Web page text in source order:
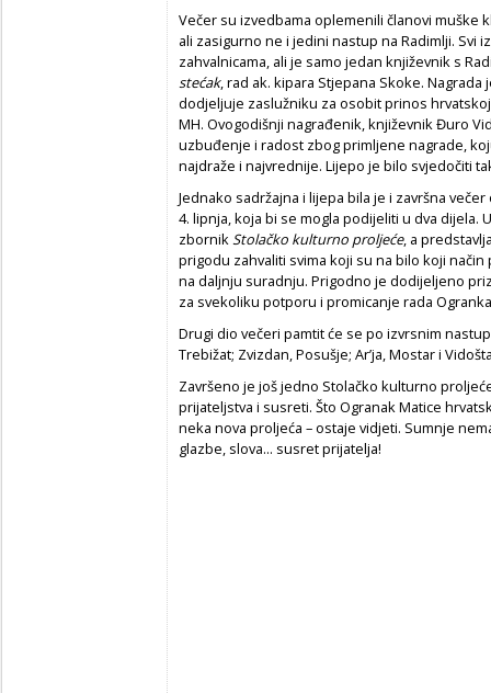
Večer su izvedbama oplemenili članovi muške
ali zasigurno ne i jedini nastup na Radimlji. Svi
zahvalnicama, ali je samo jedan književnik s
stećak, rad ak. kipara Stjepana Skoke.
dodjeljuje zaslužniku za osobit prinos
MH. Ovogodišnji nagrađenik, književnik Đuro
uzbuđenje i radost zbog primljene nagrade,
najdraže i najvrednije. Lijepo je bilo svjedočiti
Jednako sadržajna i lijepa bila je i završna
4. lipnja, koja bi se mogla podijeliti u dva dijela.
zbornikStolačko kulturno proljeće, a
prigodu zahvaliti svima koji su na bilo koji
na daljnju suradnju. Prigodno je dodijeljeno
za svekoliku potporu i promicanje rada
Drugi dio večeri pamtit će se po izvrsnim
Trebižat; Zvizdan, Posušje; Ar’ja, Mostar i
Završeno je još jedno Stolačko kulturno
prijateljstva i susreti. Što Ogranak Matice
neka nova proljeća – ostaje vidjeti. Sumnje
glazbe, slova... susret prijatelja!